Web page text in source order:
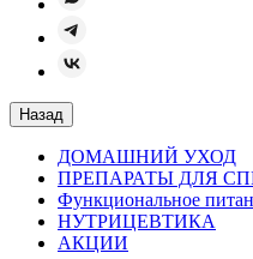
Назад
ДОМАШНИЙ УХОД
ПРЕПАРАТЫ ДЛЯ
Функциональное
НУТРИЦЕВТИКА
АКЦИИ